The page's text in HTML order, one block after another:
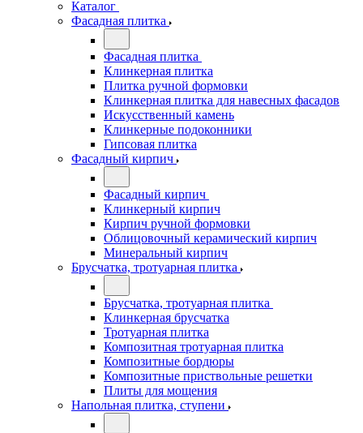
Каталог
Фасадная плитка
Фасадная плитка
Клинкерная плитка
Плитка ручной формовки
Клинкерная плитка для навесных фасадов
Искусственный камень
Клинкерные подоконники
Гипсовая плитка
Фасадный кирпич
Фасадный кирпич
Клинкерный кирпич
Кирпич ручной формовки
Облицовочный керамический кирпич
Минеральный кирпич
Брусчатка, тротуарная плитка
Брусчатка, тротуарная плитка
Клинкерная брусчатка
Тротуарная плитка
Композитная тротуарная плитка
Композитные бордюры
Композитные приствольные решетки
Плиты для мощения
Напольная плитка, ступени